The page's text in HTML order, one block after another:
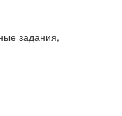
задания,